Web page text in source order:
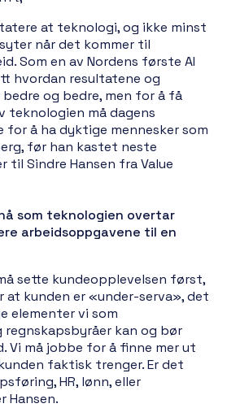
at teknologi, og ikke minst
når det kommer til
Som en av Nordens første AI
hvordan resultatene og
og bedre, men for å få
teknologien må dagens
for å ha dyktige mennesker som
før han kastet neste
til Sindre Hansen fra Value
som teknologien overtar
arbeidsoppgavene til en
sette kundeopplevelsen først,
kunden er «under-serva», det
elementer vi som
kan og bør
Vi må jobbe for å finne mer ut
faktisk trenger. Er det
HR, lønn, eller
Hansen.